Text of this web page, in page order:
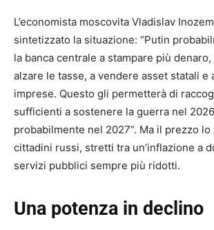
L’economista moscovita Vladislav
sintetizzato la situazione: “Putin
la banca centrale a stampare più
alzare le tasse, a vendere asset statali e
imprese. Questo gli permetterà di
sufficienti a sostenere la guerra nel
probabilmente nel 2027”. Ma il prezzo lo
cittadini russi, stretti tra un’inflazione a
servizi pubblici sempre più ridotti.
Una potenza in declino